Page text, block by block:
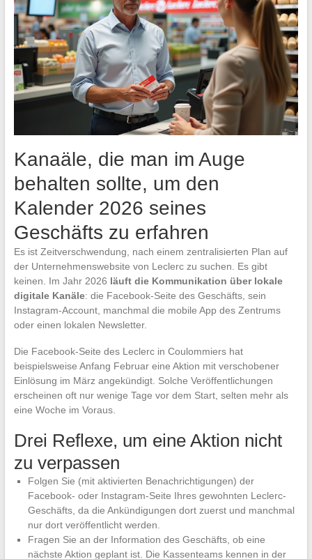
Kanaäle, die man im Auge
behalten sollte, um den
Kalender 2026 seines
Geschäfts zu erfahren
Es ist Zeitverschwendung, nach einem zentralisierten Plan auf
der Unternehmenswebsite von Leclerc zu suchen. Es gibt
keinen. Im Jahr 2026 läuft die Kommunikation über lokale
digitale Kanäle: die Facebook-Seite des Geschäfts, sein
Instagram-Account, manchmal die mobile App des Zentrums
oder einen lokalen Newsletter.
Die Facebook-Seite des Leclerc in Coulommiers hat
beispielsweise Anfang Februar eine Aktion mit verschobener
Einlösung im März angekündigt. Solche Veröffentlichungen
erscheinen oft nur wenige Tage vor dem Start, selten mehr als
eine Woche im Voraus.
Drei Reflexe, um eine Aktion nicht
zu verpassen
Folgen Sie (mit aktivierten Benachrichtigungen) der
Facebook- oder Instagram-Seite Ihres gewohnten Leclerc-
Geschäfts, da die Ankündigungen dort zuerst und manchmal
nur dort veröffentlicht werden.
Fragen Sie an der Information des Geschäfts, ob eine
nächste Aktion geplant ist. Die Kassenteams kennen in der